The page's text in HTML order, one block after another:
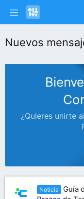
Nuevos
¿Quieres unirte
Noticia
Guía